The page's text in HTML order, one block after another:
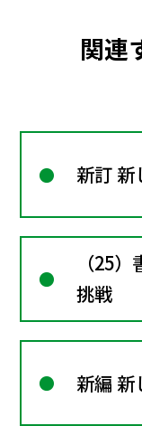
関連
新訂 新
（25
挑戦
新編 新